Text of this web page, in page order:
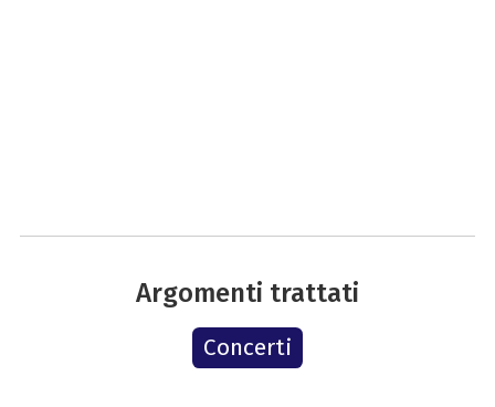
Argomenti trattati
Concerti